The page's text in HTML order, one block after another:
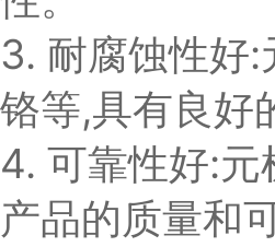
3. 耐腐蚀性好
铬等,具有良好
4. 可靠性好:
产品的质量和